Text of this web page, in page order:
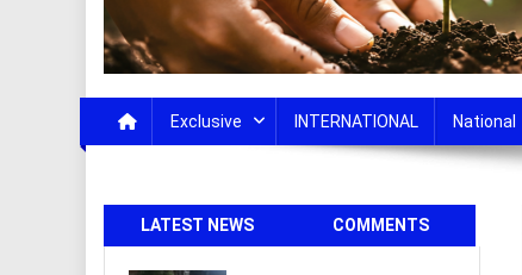
Exclusive INTERNATIONAL National
LATEST NEWS COMMENTS